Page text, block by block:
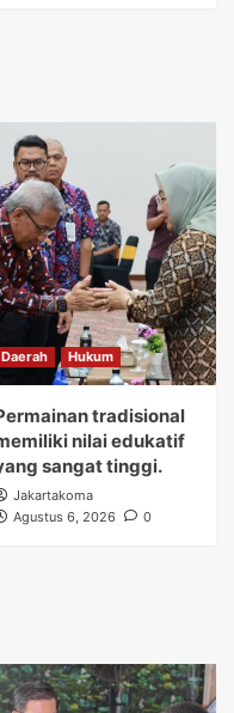
Daerah Hukum
tradisional
nilai edukatif
sangat tinggi.
Jakartakoma
Agustus 6, 2026
0